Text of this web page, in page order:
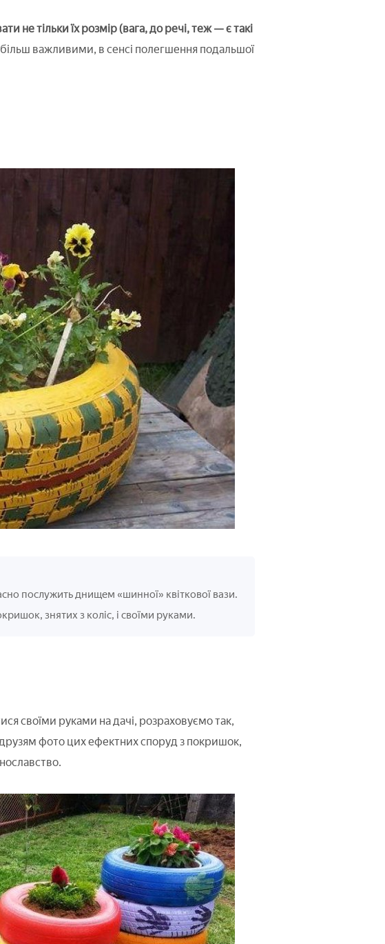
не тільки їх розмір (вага, до речі, теж — є такі
важливими, в сенсі полегшення подальшої
послужить днищем «шинної» квіткової вази.
знятих з коліс, і своїми руками.
своїми руками на дачі, розраховуємо так,
фото цих ефектних споруд з покришок,